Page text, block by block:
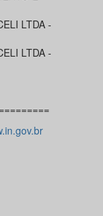
LTDA -
LTDA -